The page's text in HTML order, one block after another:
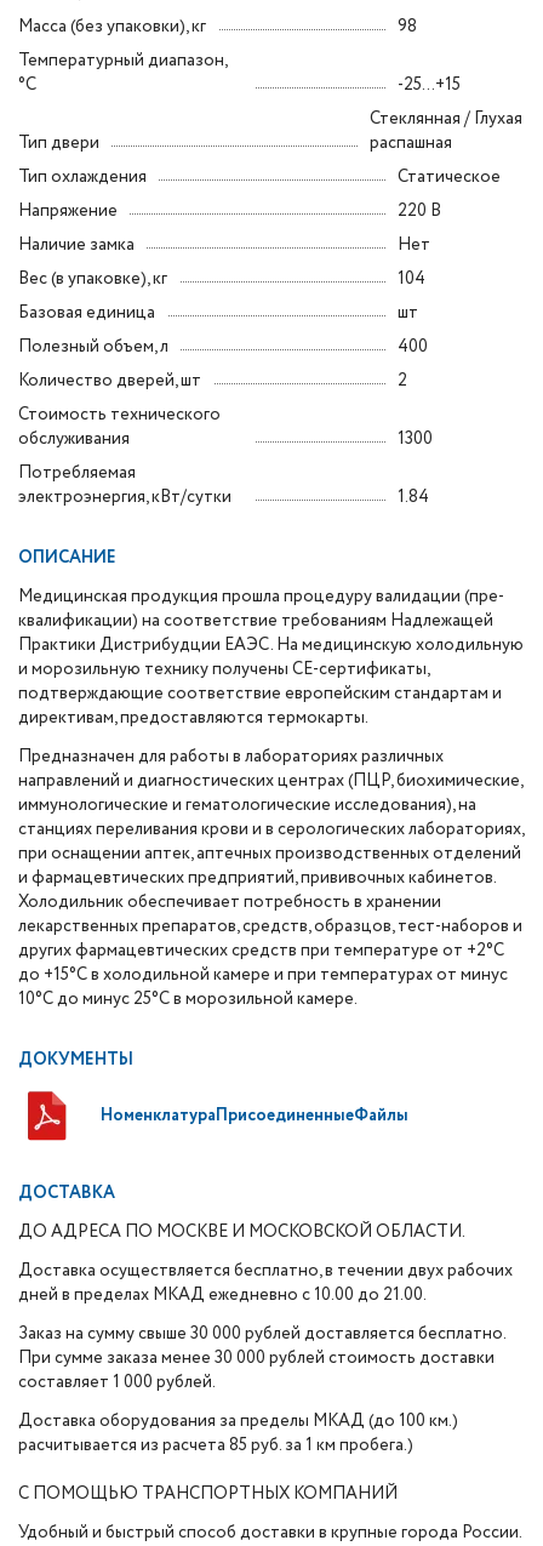
Масса (без упаковки), кг
98
Температурный диапазон,
°C
-25...+15
Тип двери
Стеклянная / Глухая
распашная
Тип охлаждения
Статическое
Напряжение
220 В
Наличие замка
Нет
Вес (в упаковке), кг
104
Базовая единица
шт
Полезный объем, л
400
Количество дверей, шт
2
Стоимость технического
обслуживания
1300
Потребляемая
электроэнергия, кВт/сутки
1.84
ОПИСАНИЕ
Медицинская продукция прошла процедуру валидации (пре-
квалификации) на соответствие требованиям Надлежащей
Практики Дистрибудции ЕАЭС. На медицинскую холодильную
и морозильную технику получены СЕ-сертификаты,
подтверждающие соответствие европейским стандартам и
директивам, предоставляются термокарты.
Предназначен для работы в лабораториях различных
направлений и диагностических центрах (ПЦР, биохимические,
иммунологические и гематологические исследования), на
станциях переливания крови и в серологических лабораториях,
при оснащении аптек, аптечных производственных отделений
и фармацевтических предприятий, прививочных кабинетов.
Холодильник обеспечивает потребность в хранении
лекарственных препаратов, средств, образцов, тест-наборов и
других фармацевтических средств при температуре от +2°С
до +15°С в холодильной камере и при температурах от минус
10°С до минус 25°С в морозильной камере.
ДОКУМЕНТЫ
НоменклатураПрисоединенныеФайлы
ДОСТАВКА
ДО АДРЕСА ПО МОСКВЕ И МОСКОВСКОЙ ОБЛАСТИ.
Доставка осуществляется бесплатно, в течении двух рабочих
дней в пределах МКАД ежедневно с 10.00 до 21.00.
Заказ на сумму свыше 30 000 рублей доставляется бесплатно.
При сумме заказа менее 30 000 рублей стоимость доставки
составляет 1 000 рублей.
Доставка оборудования за пределы МКАД (до 100 км.)
расчитывается из расчета 85 руб. за 1 км пробега.)
С ПОМОЩЬЮ ТРАНСПОРТНЫХ КОМПАНИЙ
Удобный и быстрый способ доставки в крупные города России.